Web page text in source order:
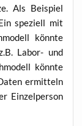
Als Bei­spiel
spe­zi­ell mit
könn­te
Labor- und
könn­te
ermit­teln
Ein­zel­per­son